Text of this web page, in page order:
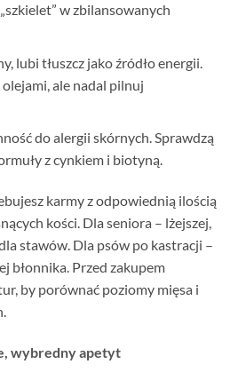
w zbilansowanych
lubi tłuszcz jako źródło energii.
ale nadal pilnuj
do alergii skórnych. Sprawdzą
z cynkiem i biotyną.
karmy z odpowiednią ilością
kości. Dla seniora – lżejszej,
stawów. Dla psów po kastracji –
błonnika. Przed zakupem
by porównać poziomy mięsa i
wybredny apetyt